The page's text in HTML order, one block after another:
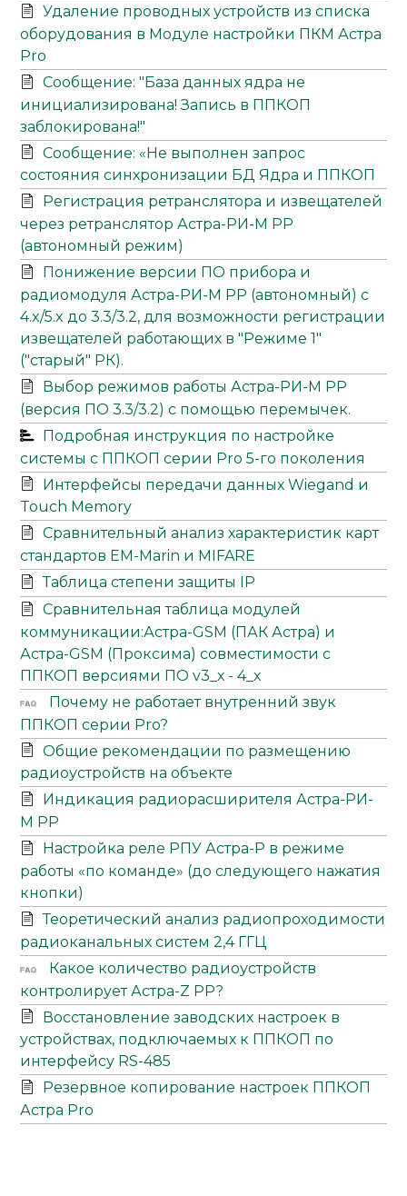
Удаление проводных устройств из списка
оборудования в Модуле настройки ПКМ Астра
Pro
Сообщение: "База данных ядра не
инициализирована! Запись в ППКОП
заблокирована!"
Сообщение: «Не выполнен запрос
состояния синхронизации БД Ядра и ППКОП
Регистрация ретранслятора и извещателей
через ретранслятор Астра-РИ-М РР
(автономный режим)
Понижение версии ПО прибора и
радиомодуля Астра-РИ-М РР (автономный) с
4.x/5.x до 3.3/3.2, для возможности регистрации
извещателей работающих в "Режиме 1"
("старый" РК).
Выбор режимов работы Астра-РИ-М РР
(версия ПО 3.3/3.2) с помощью перемычек.
Подробная инструкция по настройке
системы с ППКОП серии Pro 5-го поколения
Интерфейсы передачи данных Wiegand и
Touch Memory
Сравнительный анализ характеристик карт
стандартов EM-Marin и MIFARE
Таблица степени защиты IP
Сравнительная таблица модулей
коммуникации:Астра-GSM (ПАК Астра) и
Астра-GSM (Проксима) совместимости с
ППКОП версиями ПО v3_х - 4_х
Почему не работает внутренний звук
ППКОП серии Pro?
Общие рекомендации по размещению
радиоустройств на объекте
Индикация радиорасширителя Астра-РИ-
М РР
Настройка реле РПУ Астра-Р в режиме
работы «по команде» (до следующего нажатия
кнопки)
Теоретический анализ радиопроходимости
радиоканальных систем 2,4 ГГЦ
Какое количество радиоустройств
контролирует Астра-Z РР?
Восстановление заводских настроек в
устройствах, подключаемых к ППКОП по
интерфейсу RS-485
Резервное копирование настроек ППКОП
Астра Pro